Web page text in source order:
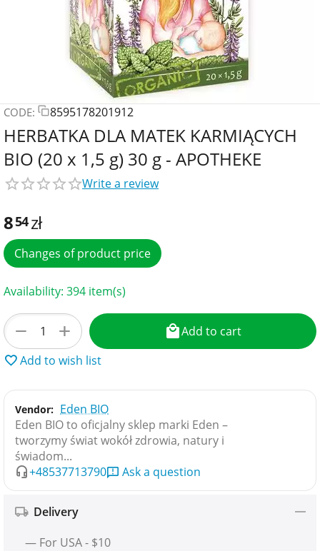
CODE: 8595178201912
HERBATKA DLA MATEK KARMIĄCYCH
BIO (20 x 1,5 g) 30 g - APOTHEKE
Write a review
854zł
Changes of product price
Availability: 394 item(s)
+
−
Add to cart
Add to wish list
Vendor: Eden BIO
Eden BIO to oficjalny sklep marki Eden –
tworzymy świat wokół zdrowia, natury i
świadom...
+48537713790
Ask a question
Delivery
— For USA - $10